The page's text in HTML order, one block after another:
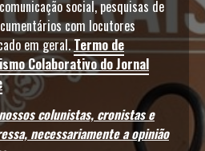
social, pesquisas de
com locutores
em geral.Termo de
Colaborativo do Jornal
colunistas, cronistas e
necessariamente a opinião